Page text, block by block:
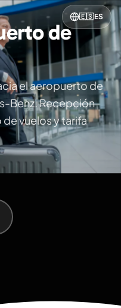
🇪🇸ES
de
el aeropuerto de
Benz. Recepción
vuelos y tarifa